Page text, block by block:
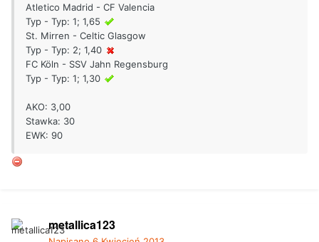
Atletico Madrid - CF Valencia
Typ - Typ: 1; 1,65
St. Mirren - Celtic Glasgow
Typ - Typ: 2; 1,40
FC Köln - SSV Jahn Regensburg
Typ - Typ: 1; 1,30
AKO: 3,00
Stawka: 30
EWK: 90
metallica123